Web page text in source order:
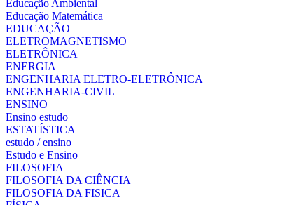
Educação Ambiental
Educação Matemática
EDUCAÇÃO
ELETROMAGNETISMO
ELETRÔNICA
ENERGIA
ENGENHARIA ELETRO-ELETRÔNICA
ENGENHARIA-CIVIL
ENSINO
Ensino estudo
ESTATÍSTICA
estudo / ensino
Estudo e Ensino
FILOSOFIA
FILOSOFIA DA CIÊNCIA
FILOSOFIA DA FISICA